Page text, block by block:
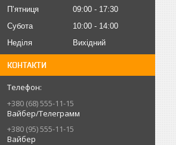
Пʼятниця
09:00
17:30
Субота
10:00
14:00
Неділя
Вихідний
КОНТАКТИ
+380 (68) 555-11-15
Вайбер/Телеграмм
+380 (95) 555-11-15
Вайбер